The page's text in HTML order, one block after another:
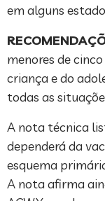
em alguns
menores de
criança e do
todas as
A nota técnica
dependerá da
esquema
A nota afirma